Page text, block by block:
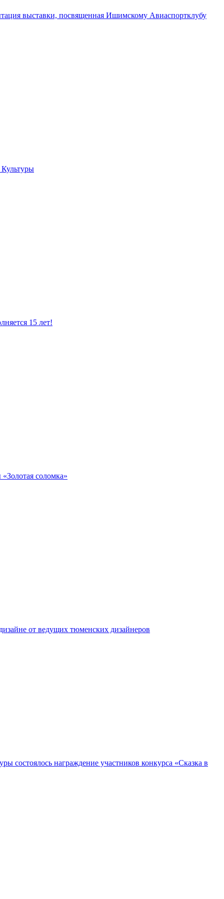
выставки, посвященная Ишимскому Авиаспортклубу
15 лет!
соломка»
от ведущих тюменских дизайнеров
состоялось награждение участников конкурса «Сказка в